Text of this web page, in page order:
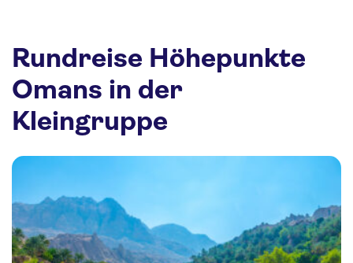
Rundreise Höhepunkte
Omans in der
Kleingruppe